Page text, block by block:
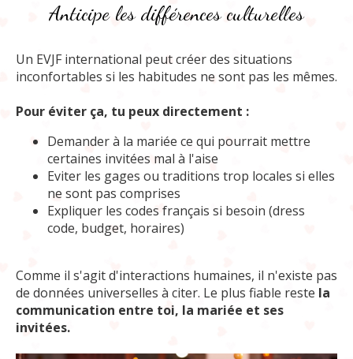
Anticipe les différences culturelles
Un EVJF international peut créer des situations
inconfortables si les habitudes ne sont pas les mêmes.
Pour éviter ça, tu peux directement :
Demander à la mariée ce qui pourrait mettre
certaines invitées mal à l'aise
Eviter les gages ou traditions trop locales si elles
ne sont pas comprises
Expliquer les codes français si besoin (dress
code, budget, horaires)
Comme il s'agit d'interactions humaines, il n'existe pas
de données universelles à citer. Le plus fiable reste la
communication entre toi, la mariée et ses
invitées.